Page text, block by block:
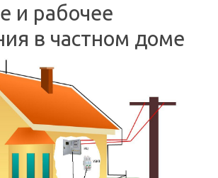
и рабочее
в частном доме